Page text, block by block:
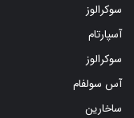
سوکرالوز
آسپارتام
سوکرالوز
آس سولفام
ساخارین